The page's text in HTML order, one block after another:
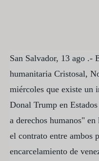
San Salvador, 13 ago .-
humanitaria Cristosal,
miércoles que existe un
Donal Trump en
a derechos humanos"
el contrato entre ambos
encarcelamiento de